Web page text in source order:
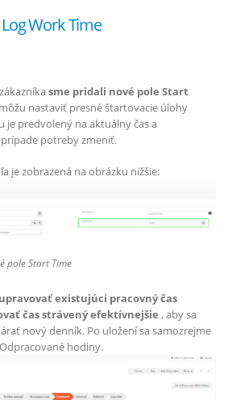
Log Work Time
sme pridali nové pole Start
nastaviť presné štartovacie úlohy
je predvolený na aktuálny čas a
potreby zmeniť.
je zobrazená na obrázku nižšie:
pole Start Time
existujúci pracovný čas
čas strávený efektívnejšie , aby sa
nový denník. Po uložení sa samozrejme
hodiny.